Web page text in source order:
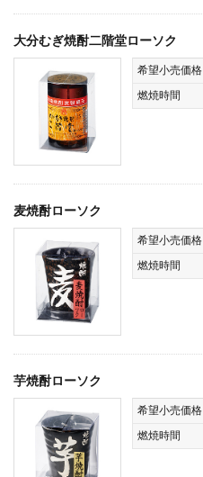
大分むぎ焼酎二階堂ローソク
希望小売価格
燃焼時間
麦焼酎ローソク
希望小売価格
燃焼時間
芋焼酎ローソク
希望小売価格
燃焼時間